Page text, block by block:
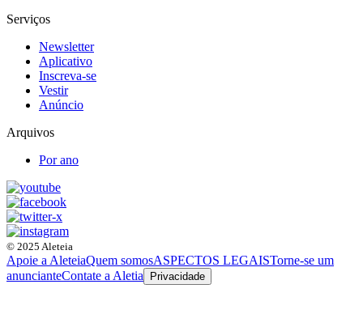
Serviços
Newsletter
Aplicativo
Inscreva-se
Vestir
Anúncio
Arquivos
Por ano
© 2025 Aleteia
Apoie a AleteiaQuem somosASPECTOS LEGAISTorne-se um
anuncianteContate a Aletia Privacidade